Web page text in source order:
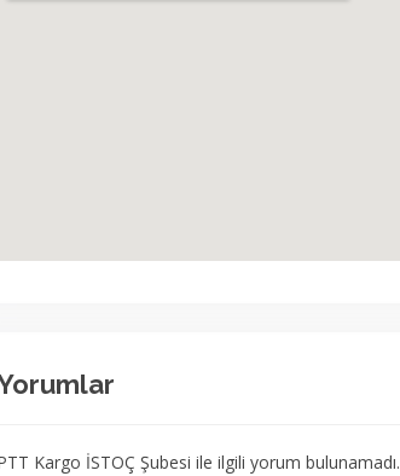
Kargo İSTOÇ Şubesi ile ilgili yorum bulunamadı.